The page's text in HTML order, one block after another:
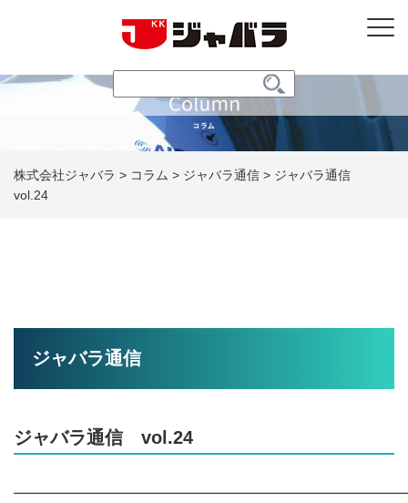
株式会社ジャバラ > コラム > ジャバラ通信 > ジャバラ通信
vol.24
ジャバラ通信
ジャバラ通信 vol.24